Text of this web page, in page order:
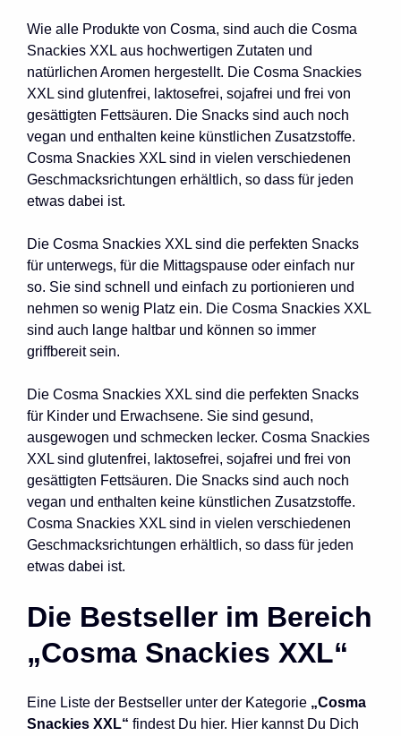
Wie alle Produkte von Cosma, sind auch die Cosma
Snackies XXL aus hochwertigen Zutaten und
natürlichen Aromen hergestellt. Die Cosma Snackies
XXL sind glutenfrei, laktosefrei, sojafrei und frei von
gesättigten Fettsäuren. Die Snacks sind auch noch
vegan und enthalten keine künstlichen Zusatzstoffe.
Cosma Snackies XXL sind in vielen verschiedenen
Geschmacksrichtungen erhältlich, so dass für jeden
etwas dabei ist.
Die Cosma Snackies XXL sind die perfekten Snacks
für unterwegs, für die Mittagspause oder einfach nur
so. Sie sind schnell und einfach zu portionieren und
nehmen so wenig Platz ein. Die Cosma Snackies XXL
sind auch lange haltbar und können so immer
griffbereit sein.
Die Cosma Snackies XXL sind die perfekten Snacks
für Kinder und Erwachsene. Sie sind gesund,
ausgewogen und schmecken lecker. Cosma Snackies
XXL sind glutenfrei, laktosefrei, sojafrei und frei von
gesättigten Fettsäuren. Die Snacks sind auch noch
vegan und enthalten keine künstlichen Zusatzstoffe.
Cosma Snackies XXL sind in vielen verschiedenen
Geschmacksrichtungen erhältlich, so dass für jeden
etwas dabei ist.
Die Bestseller im Bereich
„Cosma Snackies XXL“
Eine Liste der Bestseller unter der Kategorie „Cosma
Snackies XXL“ findest Du hier. Hier kannst Du Dich